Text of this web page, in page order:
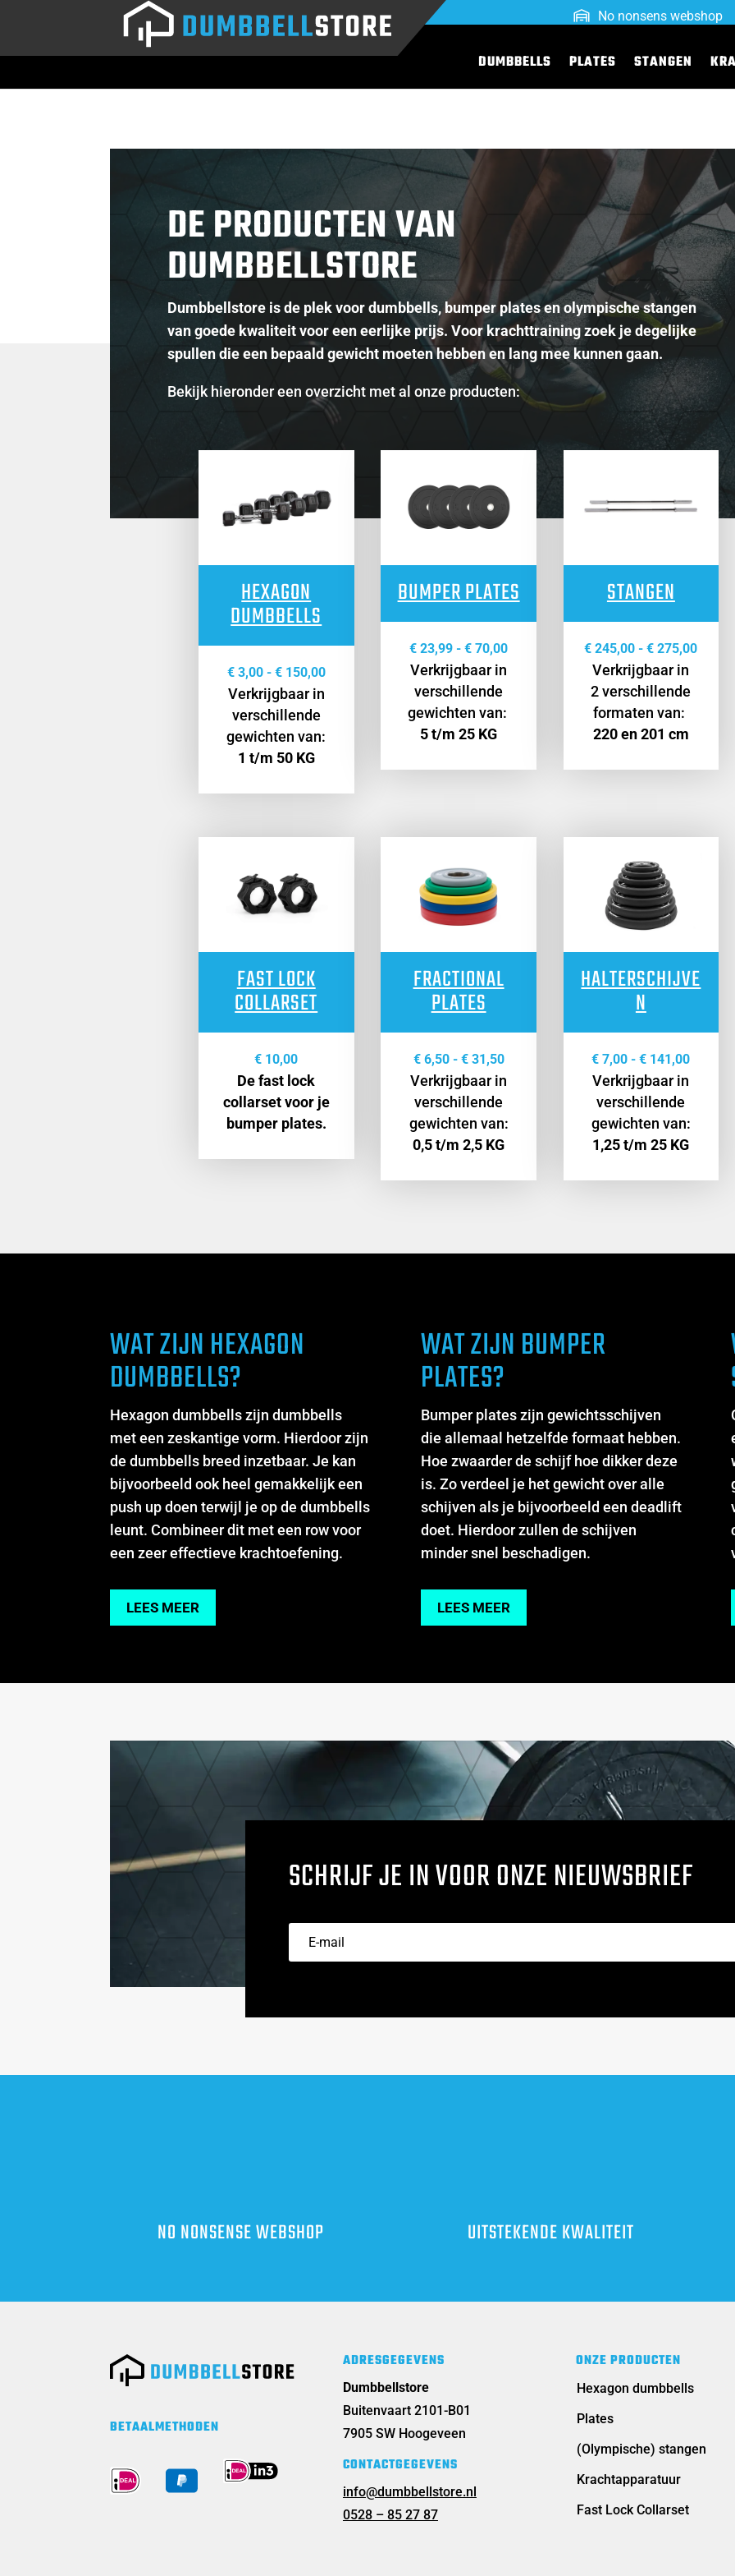
No nonsens webshop
DUMBBELLS PLATES STANGEN
DE PRODUCTEN VAN
DUMBBELLSTORE
Dumbbellstore is de plek voor dumbbells, bumper plates en olympische stangen
van goede kwaliteit voor een eerlijke prijs. Voor krachttraining zoek je degelijke
spullen die een bepaald gewicht moeten hebben en lang mee kunnen gaan.
Bekijk hieronder een overzicht met al onze producten:
HEXAGON
DUMBBELLS
€3,00 - €150,00Prijsklasse:
€ 150,00
Verkrijgbaar in
verschillende
gewichten van:
1 t/m 50 KG
BUMPER PLATES
€ 23,99 - € 70,00Prijsklasse:
Verkrijgbaar in
verschillende
gewichten van:
5 t/m 25 KG
STANGEN
€ 245,00 - € 275,00
Verkrijgbaar in
2 verschillende
formaten van:
220 en 201 cm
FAST LOCK
COLLARSET
€ 10,00
De fast lock
collarset voor je
bumper plates.
FRACTIONAL
PLATES
€6,50 - €31,50Prijsklasse:
€ 6,50
€ 31,50
Verkrijgbaar in
verschillende
gewichten van:
0,5 t/m 2,5 KG
HALTERSCHIJVE
N
€ 7,00 - € 141,00
€ 141,00
Verkrijgbaar in
verschillende
gewichten van:
1,25 t/m 25 KG
WAT ZIJN HEXAGON
DUMBBELLS?
Hexagon dumbbells zijn dumbbells
met een zeskantige vorm. Hierdoor zijn
de dumbbells breed inzetbaar. Je kan
bijvoorbeeld ook heel gemakkelijk een
push up doen terwijl je op de dumbbells
leunt. Combineer dit met een row voor
een zeer effectieve krachtoefening.
LEES MEER
WAT ZIJN BUMPER
PLATES?
Bumper plates zijn gewichtsschijven
die allemaal hetzelfde formaat hebben.
Hoe zwaarder de schijf hoe dikker deze
is. Zo verdeel je het gewicht over alle
schijven als je bijvoorbeeld een deadlift
doet. Hierdoor zullen de schijven
minder snel beschadigen.
LEES MEER
SCHRIJF JE IN VOOR ONZE NIEUWSBRIEF
NO NONSENSE WEBSHOP UITSTEKENDE KWALITEIT
BETAALMETHODEN
ADRESGEGEVENS
Dumbbellstore
Buitenvaart 2101-B01
7905 SW Hoogeveen
CONTACTGEGEVENS
info@dumbbellstore.nl
0528 – 85 27 87
ONZE PRODUCTEN
Hexagon dumbbells
Plates
(Olympische) stangen
Krachtapparatuur
Fast Lock Collarset